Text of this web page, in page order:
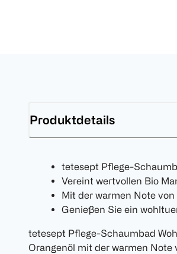
Produktdetails
tetesept Pflege-
Vereint wertvollen Bio
Mit der warmen Note
Genießen Sie ein
tetesept Pflege-Schaumbad
Orangenöl mit der warmen Note